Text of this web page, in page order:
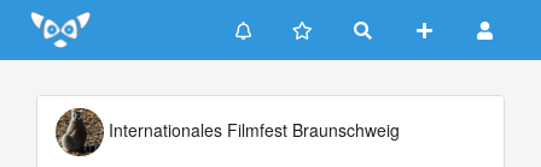
Update cookies preferences
Internationales Filmfest Braunschweig